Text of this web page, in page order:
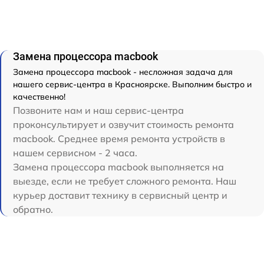
Замена процессора macbook
Замена процессора macbook - несложная задача для
нашего сервис-центра в Красноярске. Выполним быстро и
качественно!
Позвоните нам и наш сервис-центра
проконсультирует и озвучит стоимость ремонта
macbook. Среднее время ремонта устройств в
нашем сервисном - 2 часа.
Замена процессора macbook выполняется на
выезде, если не требует сложного ремонта. Наш
курьер доставит технику в сервисный центр и
обратно.